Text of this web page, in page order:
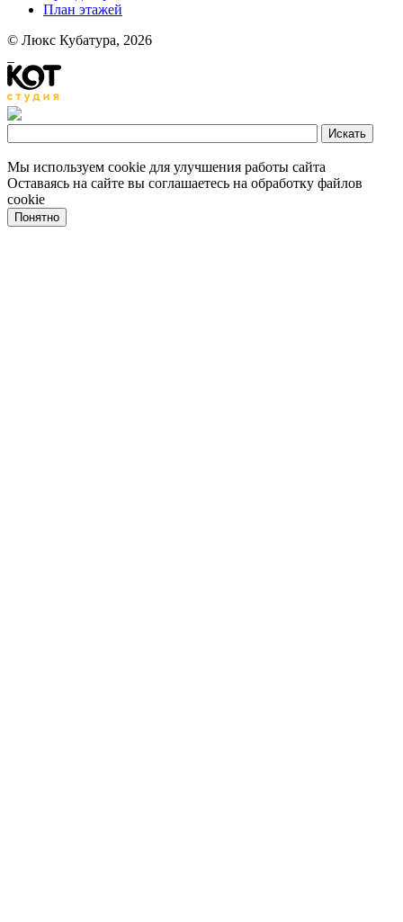
План этажей
© Люкс Кубатура, 2026
Мы используем cookie для улучшения работы сайта
Оставаясь на сайте вы соглашаетесь на обработку файлов
cookie
Понятно